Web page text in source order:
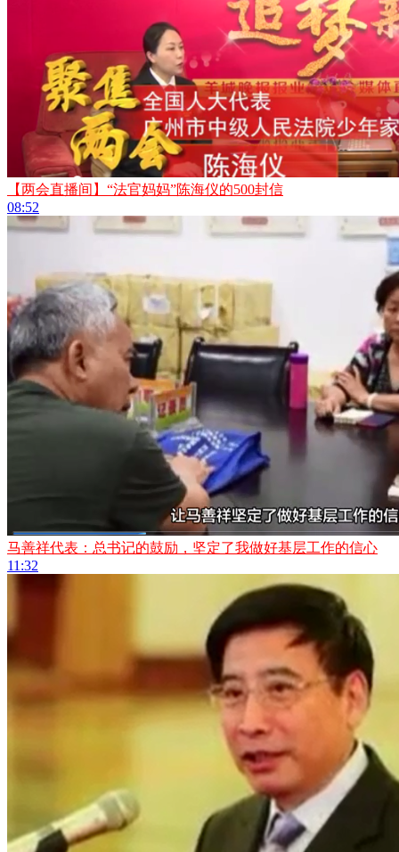
【两会直播间】“法官妈妈”陈海仪的500封信
08:52
马善祥代表：总书记的鼓励，坚定了我做好基层工作的信心
11:32